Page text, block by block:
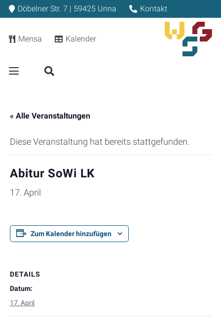
Döbelner Str. 7 | 59425 Unna Kontakt
Mensa Kalender
« Alle Veranstaltungen
Diese Veranstaltung hat bereits stattgefunden.
Abitur SoWi LK
17. April
Zum Kalender hinzufügen
DETAILS
Datum:
17. April